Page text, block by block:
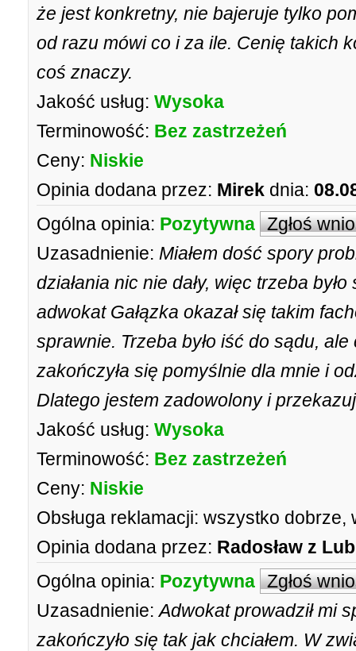
że jest konkretny, nie bajeruje tylko
od razu mówi co i za ile. Cenię takich
coś znaczy.
Jakość usług: Wysoka
Terminowość: Bez zastrzeżeń
Ceny: Niskie
Opinia dodana przez: Mirek dnia:
Ogólna opinia: Pozytywna Zgłoś
Uzasadnienie: Miałem dość spory
działania nic nie dały, więc trzeba
adwokat Gałązka okazał się takim
sprawnie. Trzeba było iść do sądu, ale
zakończyła się pomyślnie dla mnie i
Dlatego jestem zadowolony i
Jakość usług: Wysoka
Terminowość: Bez zastrzeżeń
Ceny: Niskie
Obsługa reklamacji: wszystko dobrze,
Opinia dodana przez: Radosław z
Ogólna opinia: Pozytywna Zgłoś
Uzasadnienie: Adwokat prowadził mi
zakończyło się tak jak chciałem. W